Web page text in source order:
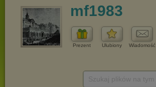
mf1983
Prezent Ulubiony Wiadomość